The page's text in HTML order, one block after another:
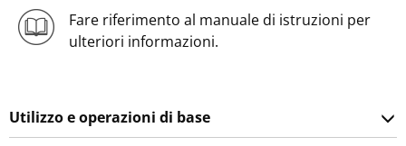
Fare riferimento al manuale di istruzioni per
ulteriori informazioni.
Utilizzo e operazioni di base